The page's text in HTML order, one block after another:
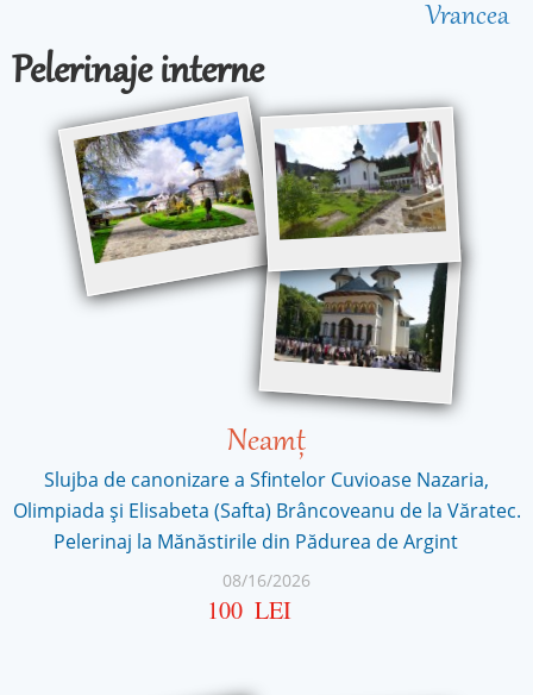
Vrancea
Pelerinaje interne
Neamț
Slujba de canonizare a Sfintelor Cuvioase Nazaria,
Olimpiada și Elisabeta (Safta) Brâncoveanu de la Văratec.
Pelerinaj la Mănăstirile din Pădurea de Argint
08/16/2026
100 LEI